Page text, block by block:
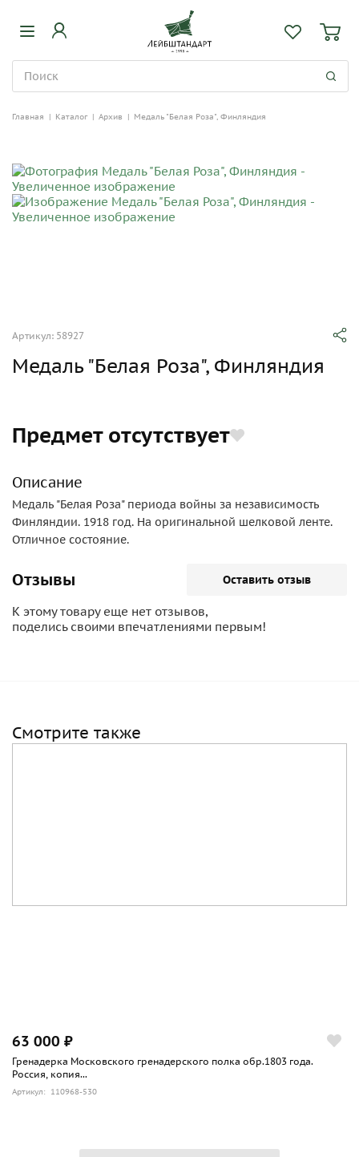
Главная | Каталог | Архив | Медаль "Белая Роза", Финляндия
Артикул: 58927
Медаль "Белая Роза", Финляндия
Предмет отсутствует
Описание
Медаль "Белая Роза" периода войны за независимость
Финляндии. 1918 год. На оригинальной шелковой ленте.
Отличное состояние.
Отзывы Оставить отзыв
К этому товару еще нет отзывов,
поделись своими впечатлениями первым!
Смотрите также
63 000 ₽
Гренадерка Московского гренадерского полка обр.1803 года.
Россия, копия...
Артикул: 110968-530